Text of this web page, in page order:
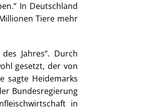
In Deutschland
Tiere mehr
Jahres“. Durch
gesetzt, der von
sagte Heidemarks
Bundesregierung
in